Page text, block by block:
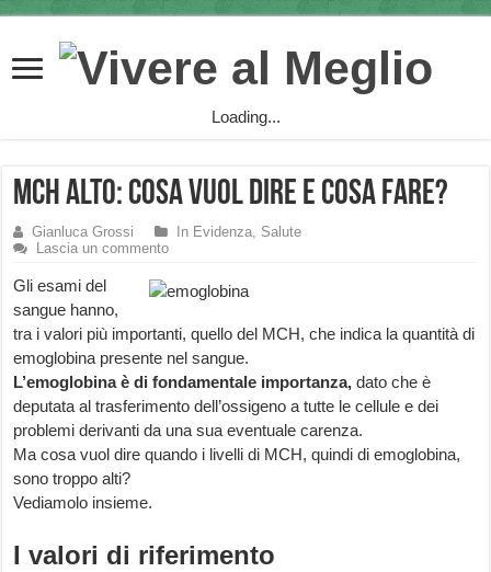
Loading...
MCH Alto: cosa vuol dire e cosa fare?
Gianluca Grossi In Evidenza, Salute
Lascia un commento
Gli esami del
sangue hanno,
tra i valori più importanti, quello del MCH, che indica la quantità di
emoglobina presente nel sangue.
L’emoglobina è di fondamentale importanza, dato che è
deputata al trasferimento dell’ossigeno a tutte le cellule e dei
problemi derivanti da una sua eventuale carenza.
Ma cosa vuol dire quando i livelli di MCH, quindi di emoglobina,
sono troppo alti?
Vediamolo insieme.
I valori di riferimento